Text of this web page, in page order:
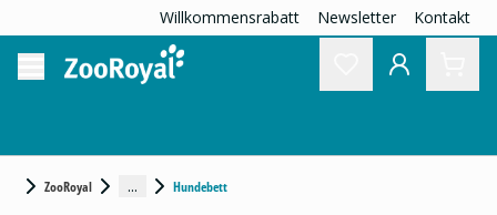
Willkommensrabatt Newsletter Kontakt
ZooRoyal ... Hundebett